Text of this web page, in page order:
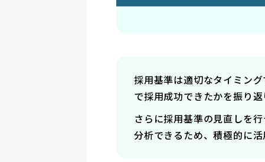
採用基準は適切なタイミン
で採用成功できたかを振り返
さらに採用基準の見直しを
分析できるため、積極的に活